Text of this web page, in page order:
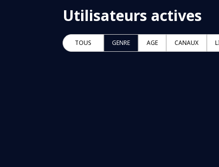
Utilisateurs actives
TOUS GENRE AGE CANAUX